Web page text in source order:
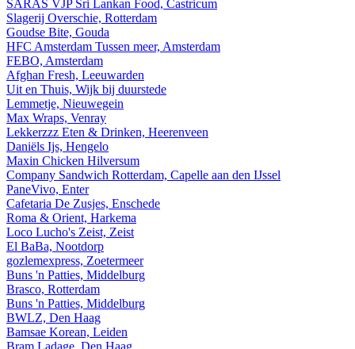
SARAS VJP Sri Lankan Food, Castricum
Slagerij Overschie, Rotterdam
Goudse Bite, Gouda
HFC Amsterdam Tussen meer, Amsterdam
FEBO, Amsterdam
Afghan Fresh, Leeuwarden
Uit en Thuis, Wijk bij duurstede
Lemmetje, Nieuwegein
Max Wraps, Venray
Lekkerzzz Eten & Drinken, Heerenveen
Daniëls Ijs, Hengelo
Maxin Chicken Hilversum
Company Sandwich Rotterdam, Capelle aan den IJssel
PaneVivo, Enter
Cafetaria De Zusjes, Enschede
Roma & Orient, Harkema
Loco Lucho's Zeist, Zeist
El BaBa, Nootdorp
gozlemexpress, Zoetermeer
Buns 'n Patties, Middelburg
Brasco, Rotterdam
Buns 'n Patties, Middelburg
BWLZ, Den Haag
Bamsae Korean, Leiden
Bram Ladage, Den Haag